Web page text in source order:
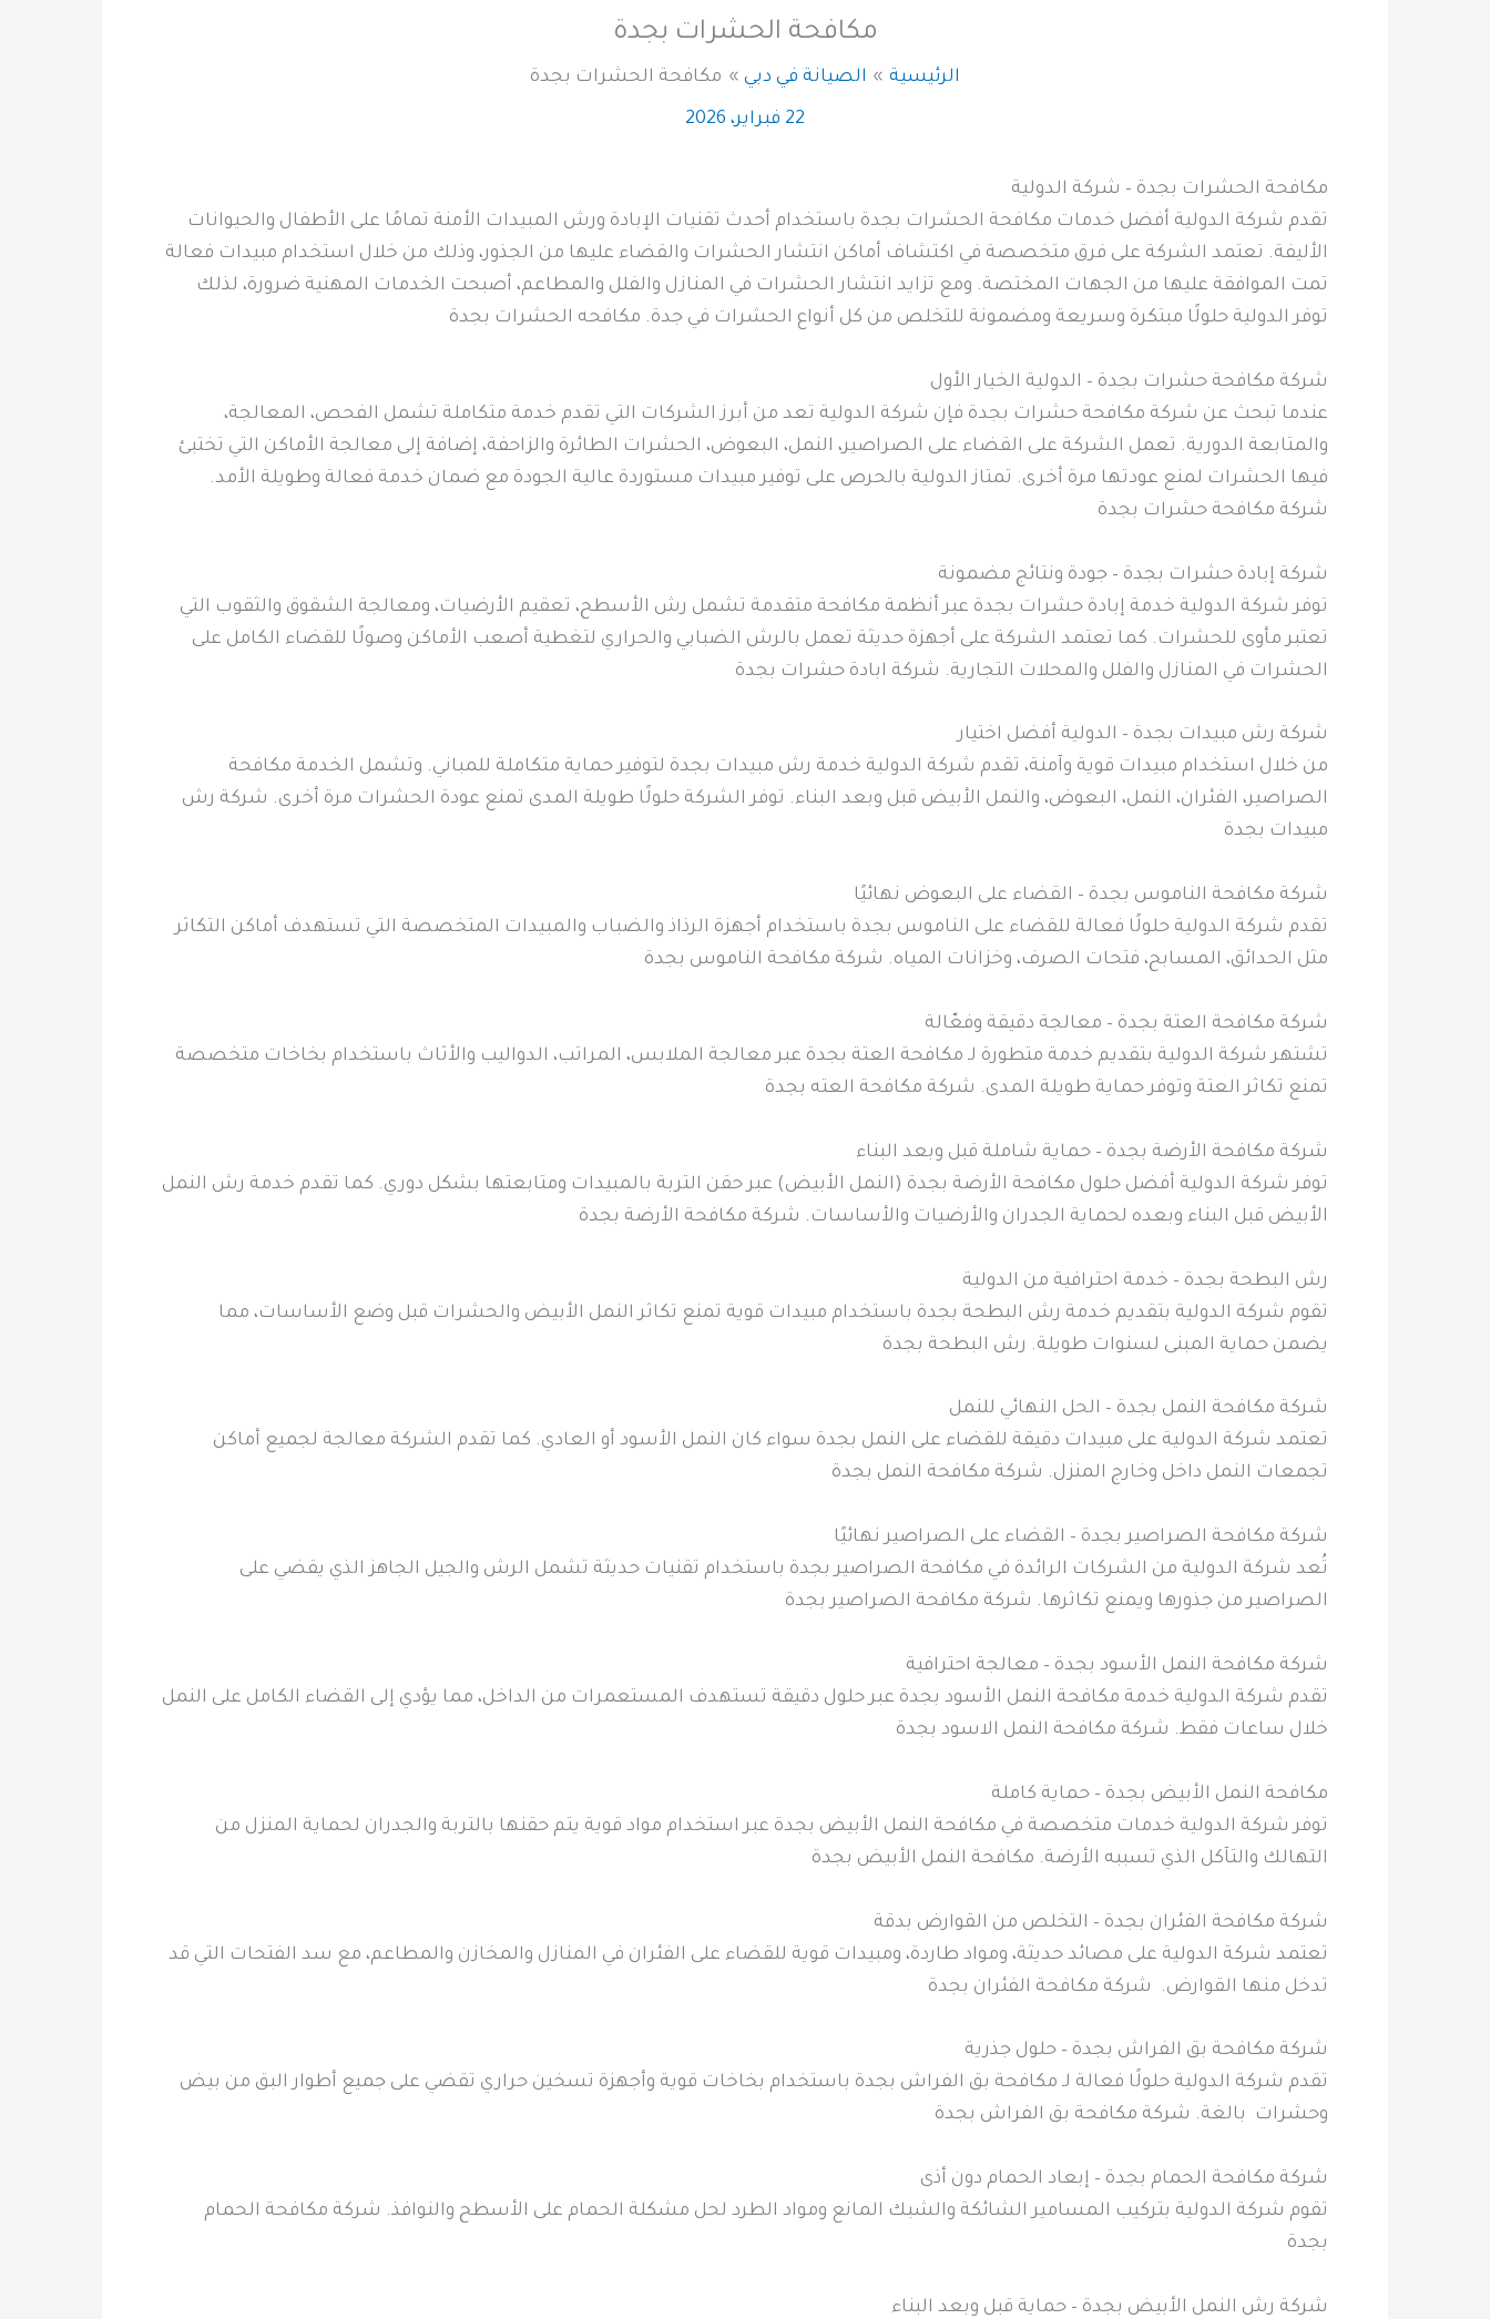
مكافحة الحشرات بجدة
الرئيسية الصيانة في دبي مكافحة الحشرات بجدة
22 فبراير، 2026
مكافحة الحشرات بجدة – شركة الدولية
تقدم شركة الدولية أفضل خدمات مكافحة الحشرات بجدة باستخدام أحدث تقنيات الإبادة ورش المبيدات الأمنة تمامًا على الأطفال والحيوانات
الأليفة. تعتمد الشركة على فرق متخصصة في اكتشاف أماكن انتشار الحشرات والقضاء عليها من الجذور، وذلك من خلال استخدام مبيدات فعالة
تمت الموافقة عليها من الجهات المختصة. ومع تزايد انتشار الحشرات في المنازل والفلل والمطاعم، أصبحت الخدمات المهنية ضرورة، لذلك
توفر الدولية حلولًا مبتكرة وسريعة ومضمونة للتخلص من كل أنواع الحشرات في جدة. مكافحه الحشرات بجدة
شركة مكافحة حشرات بجدة – الدولية الخيار الأول
عندما تبحث عن شركة مكافحة حشرات بجدة فإن شركة الدولية تعد من أبرز الشركات التي تقدم خدمة متكاملة تشمل الفحص، المعالجة،
والمتابعة الدورية. تعمل الشركة على القضاء على الصراصير، النمل، البعوض، الحشرات الطائرة والزاحفة، إضافة إلى معالجة الأماكن التي تختبئ
فيها الحشرات لمنع عودتها مرة أخرى. تمتاز الدولية بالحرص على توفير مبيدات مستوردة عالية الجودة مع ضمان خدمة فعالة وطويلة الأمد.
شركة مكافحة حشرات بجدة
شركة إبادة حشرات بجدة – جودة ونتائج مضمونة
توفر شركة الدولية خدمة إبادة حشرات بجدة عبر أنظمة مكافحة متقدمة تشمل رش الأسطح، تعقيم الأرضيات، ومعالجة الشقوق والثقوب التي
تعتبر مأوى للحشرات. كما تعتمد الشركة على أجهزة حديثة تعمل بالرش الضبابي والحراري لتغطية أصعب الأماكن وصولًا للقضاء الكامل على
الحشرات في المنازل والفلل والمحلات التجارية. شركة ابادة حشرات بجدة
شركة رش مبيدات بجدة – الدولية أفضل اختيار
من خلال استخدام مبيدات قوية وآمنة، تقدم شركة الدولية خدمة رش مبيدات بجدة لتوفير حماية متكاملة للمباني. وتشمل الخدمة مكافحة
الصراصير، الفئران، النمل، البعوض، والنمل الأبيض قبل وبعد البناء. توفر الشركة حلولًا طويلة المدى تمنع عودة الحشرات مرة أخرى. شركة رش
مبيدات بجدة
شركة مكافحة الناموس بجدة – القضاء على البعوض نهائيًا
تقدم شركة الدولية حلولًا فعالة للقضاء على الناموس بجدة باستخدام أجهزة الرذاذ والضباب والمبيدات المتخصصة التي تستهدف أماكن التكاثر
مثل الحدائق، المسابح، فتحات الصرف، وخزانات المياه. شركة مكافحة الناموس بجدة
شركة مكافحة العتة بجدة – معالجة دقيقة وفعّالة
تشتهر شركة الدولية بتقديم خدمة متطورة لـ مكافحة العتة بجدة عبر معالجة الملابس، المراتب، الدواليب والأثاث باستخدام بخاخات متخصصة
تمنع تكاثر العتة وتوفر حماية طويلة المدى. شركة مكافحة العته بجدة
شركة مكافحة الأرضة بجدة – حماية شاملة قبل وبعد البناء
توفر شركة الدولية أفضل حلول مكافحة الأرضة بجدة (النمل الأبيض) عبر حقن التربة بالمبيدات ومتابعتها بشكل دوري. كما تقدم خدمة رش النمل
الأبيض قبل البناء وبعده لحماية الجدران والأرضيات والأساسات. شركة مكافحة الأرضة بجدة
رش البطحة بجدة – خدمة احترافية من الدولية
تقوم شركة الدولية بتقديم خدمة رش البطحة بجدة باستخدام مبيدات قوية تمنع تكاثر النمل الأبيض والحشرات قبل وضع الأساسات، مما
يضمن حماية المبنى لسنوات طويلة. رش البطحة بجدة
شركة مكافحة النمل بجدة – الحل النهائي للنمل
تعتمد شركة الدولية على مبيدات دقيقة للقضاء على النمل بجدة سواء كان النمل الأسود أو العادي. كما تقدم الشركة معالجة لجميع أماكن
تجمعات النمل داخل وخارج المنزل. شركة مكافحة النمل بجدة
شركة مكافحة الصراصير بجدة – القضاء على الصراصير نهائيًا
تُعد شركة الدولية من الشركات الرائدة في مكافحة الصراصير بجدة باستخدام تقنيات حديثة تشمل الرش والجيل الجاهز الذي يقضي على
الصراصير من جذورها ويمنع تكاثرها. شركة مكافحة الصراصير بجدة
شركة مكافحة النمل الأسود بجدة – معالجة احترافية
تقدم شركة الدولية خدمة مكافحة النمل الأسود بجدة عبر حلول دقيقة تستهدف المستعمرات من الداخل، مما يؤدي إلى القضاء الكامل على النمل
خلال ساعات فقط. شركة مكافحة النمل الاسود بجدة
مكافحة النمل الأبيض بجدة – حماية كاملة
توفر شركة الدولية خدمات متخصصة في مكافحة النمل الأبيض بجدة عبر استخدام مواد قوية يتم حقنها بالتربة والجدران لحماية المنزل من
التهالك والتآكل الذي تسببه الأرضة. مكافحة النمل الأبيض بجدة
شركة مكافحة الفئران بجدة – التخلص من القوارض بدقة
تعتمد شركة الدولية على مصائد حديثة، ومواد طاردة، ومبيدات قوية للقضاء على الفئران في المنازل والمخازن والمطاعم، مع سد الفتحات التي قد
تدخل منها القوارض. شركة مكافحة الفئران بجدة
شركة مكافحة بق الفراش بجدة – حلول جذرية
تقدم شركة الدولية حلولًا فعالة لـ مكافحة بق الفراش بجدة باستخدام بخاخات قوية وأجهزة تسخين حراري تقضي على جميع أطوار البق من بيض
وحشرات بالغة. شركة مكافحة بق الفراش بجدة
شركة مكافحة الحمام بجدة – إبعاد الحمام دون أذى
تقوم شركة الدولية بتركيب المسامير الشائكة والشبك المانع ومواد الطرد لحل مشكلة الحمام على الأسطح والنوافذ. شركة مكافحة الحمام
بجدة
شركة رش النمل الأبيض بجدة – حماية قبل وبعد البناء